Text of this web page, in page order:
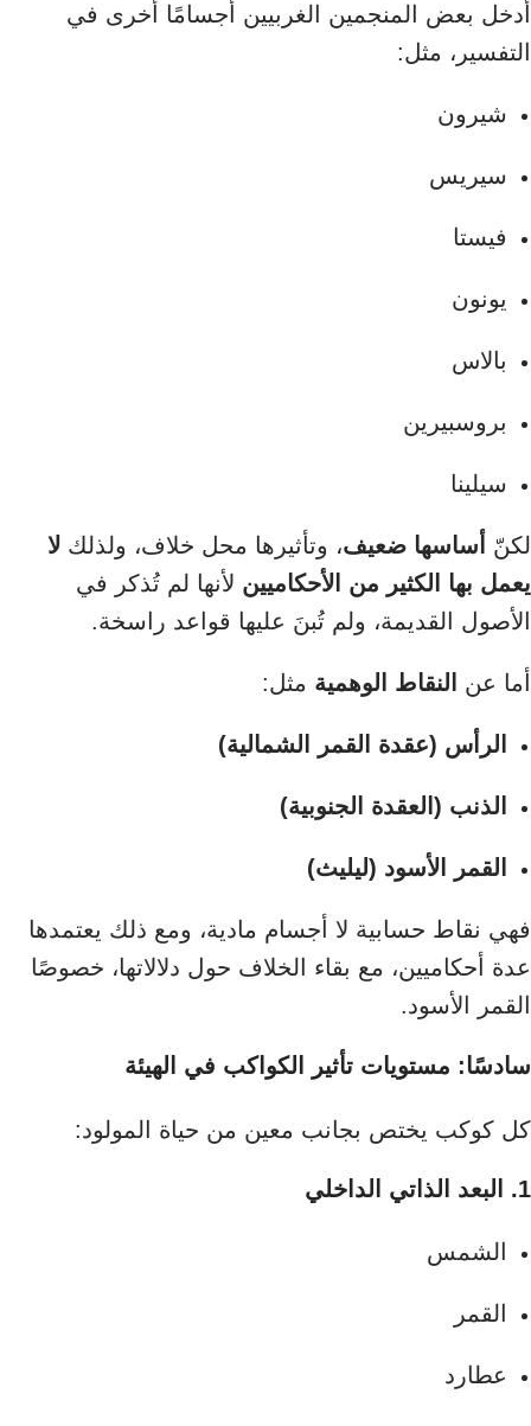
أدخل بعض المنجمين الغربيين أجسامًا أخرى في
التفسير، مثل:
شيرون
سيريس
فيستا
يونون
بالاس
بروسبيرين
سيلينا
لكنّ أساسها ضعيف، وتأثيرها محل خلاف، ولذلك لا
يعمل بها الكثير من الأحكاميين لأنها لم تُذكر في
الأصول القديمة، ولم تُبنَ عليها قواعد راسخة.
أما عن النقاط الوهمية مثل:
الرأس (عقدة القمر الشمالية)
الذنب (العقدة الجنوبية)
القمر الأسود (ليليث)
فهي نقاط حسابية لا أجسام مادية، ومع ذلك يعتمدها
عدة أحكاميين، مع بقاء الخلاف حول دلالاتها، خصوصًا
القمر الأسود.
سادسًا: مستويات تأثير الكواكب في الهيئة
كل كوكب يختص بجانب معين من حياة المولود:
1. البعد الذاتي الداخلي
الشمس
القمر
عطارد